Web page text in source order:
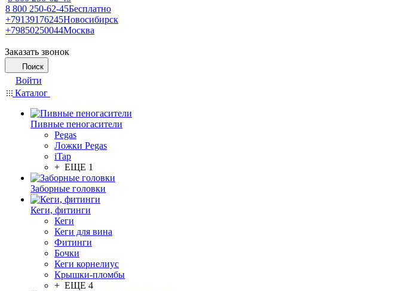
8 800 250-62-45Бесплатно
+79139176245Новосибирск
+79850250044Москва
Заказать звонок
Поиск
Войти
Каталог
Пивные пеногасители
Pegas
Ложки Pegas
iTap
+ ЕЩЕ 1
Заборные головки
Кеги, фитинги
Кеги
Кеги для вина
Фитинги
Бочки
Кеги корнелиус
Крышки-пломбы
+ ЕЩЕ 4